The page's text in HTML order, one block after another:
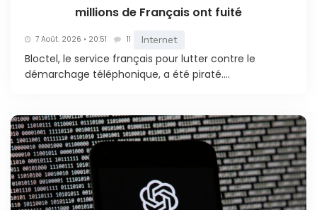
millions de Français ont fuité
7 Août. 2026 • 20:51 11 Internet
Bloctel, le service français pour lutter contre le
démarchage téléphonique, a été piraté....